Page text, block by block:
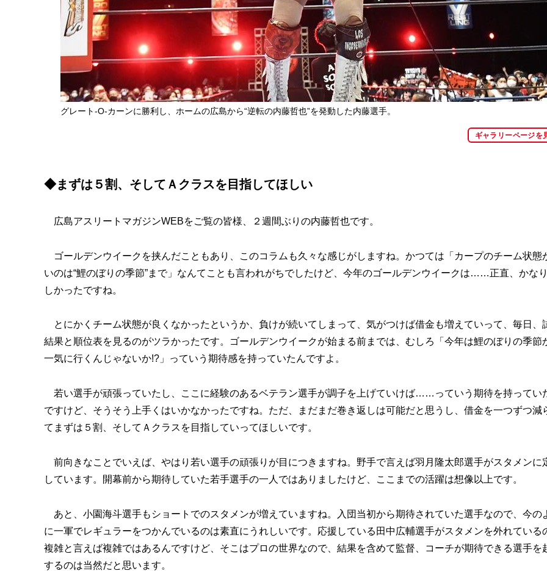
グレート-O-カーンに勝利し、ホームの広島から“逆転の内藤哲也”を発動した内藤選手。
ギャラリーページを
◆まずは５割、そしてＡクラスを目指してほしい
広島アスリートマガジンWEBをご覧の皆様、２週間ぶりの内藤哲也です。
ゴールデンウイークを挟んだこともあり、このコラムも久々な感じがしますね。かつては「カープのチーム状態
いのは“鯉のぼりの季節”まで」なんてことも言われがちでしたけど、今年のゴールデンウイークは……正直、かな
しかったですね。
とにかくチーム状態が良くなかったというか、負けが続いてしまって、気がつけば借金も増えていって、毎日、
結果と順位表を見るのがツラかったです。ゴールデンウイークが始まる前までは、むしろ「今年は鯉のぼりの季節
一気に行くんじゃないか!?」っていう期待感を持っていたんですよ。
若い選手が頑張っていたし、ここに経験のあるベテラン選手が調子を上げていけば……っていう期待を持ってい
ですけど、そうそう上手くはいかなかったですね。ただ、まだまだ巻き返しは可能だと思うし、借金を一つずつ減
てまずは５割、そしてＡクラスを目指していってほしいです。
前向きなことでいえば、やはり若い選手の頑張りが目につきますね。野手で言えば羽月隆太郎選手がスタメンに
しています。開幕前から期待していた若手選手の一人ではありましたけど、ここまでの活躍は想像以上です。
あと、小園海斗選手もショートでのスタメンが増えていますね。入団当初から期待されていた選手なので、今の
に一軍でレギュラーをつかんでいるのは素直にうれしいです。応援している田中広輔選手がスタメンを外れている
複雑と言えば複雑ではあるんですけど、そこはプロの世界なので、結果を含めて監督、コーチが期待できる選手を
するのは当然だと思います。